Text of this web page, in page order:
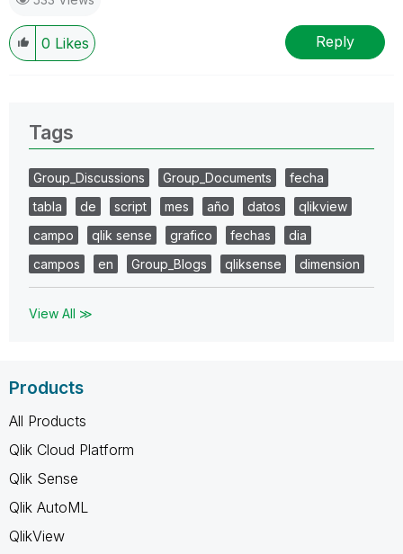
0 Likes Reply
Tags
Group_Discussions Group_Documents
fecha
tabla
de script mes año datos
qlikview
campo
qlik sense grafico fechas
dia
campos
en Group_Blogs qliksense dimension
View All ≫
Products
All Products
Qlik Cloud Platform
Qlik Sense
Qlik AutoML
QlikView